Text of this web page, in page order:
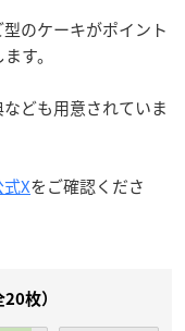
のケーキがポイント
す。
ども用意されていま
式Xをご確認くださ
枚）